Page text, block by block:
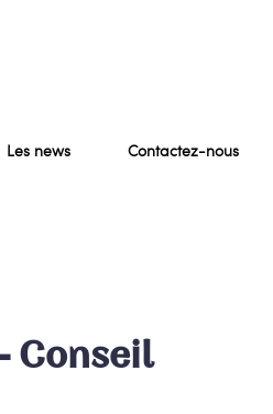
Les news Contactez-nous
Conseil